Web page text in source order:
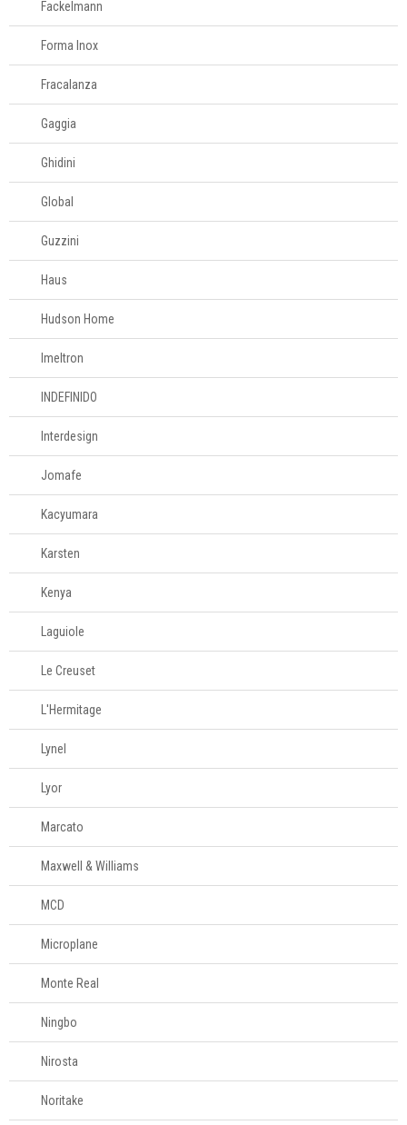
Fackelmann
Forma Inox
Fracalanza
Gaggia
Ghidini
Global
Guzzini
Haus
Hudson Home
Imeltron
INDEFINIDO
Interdesign
Jomafe
Kacyumara
Karsten
Kenya
Laguiole
Le Creuset
L'Hermitage
Lynel
Lyor
Marcato
Maxwell & Williams
MCD
Microplane
Monte Real
Ningbo
Nirosta
Noritake